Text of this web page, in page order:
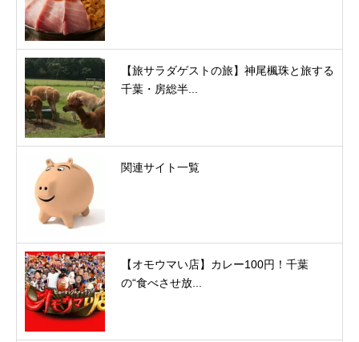
【旅サラダゲストの旅】神尾楓珠と旅する
千葉・房総半...
関連サイト一覧
【オモウマい店】カレー100円！千葉
の“食べさせ放...